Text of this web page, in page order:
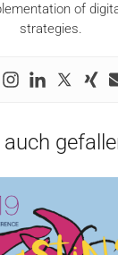
of
strategies.